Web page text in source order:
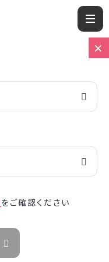
をご確認ください